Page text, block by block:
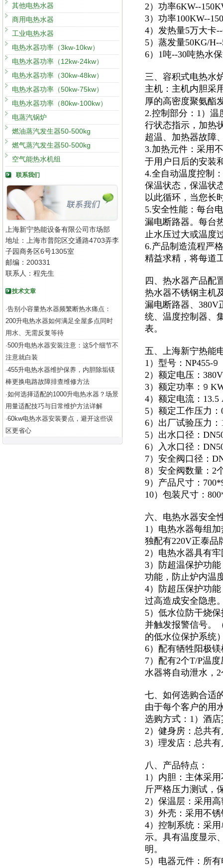
其他电热水器
商用电热水器
工业电热水器
电热水器功率（3kw-10kw）
电热水器功率（12kw-24kw）
电热水器功率（30kw-48kw）
电热水器功率（50kw-75kw）
电热水器功率（80kw-100kw）
电蒸汽锅炉
燃油蒸汽发生器50-500kg
燃气蒸汽发生器50-500kg
空气能热水机组
联系我们
上海新宁热能设备有限公司市场部
地址：上海市普陀区交通路4703弄李
子园商务区6号1305室
邮编：200331
联系人：程先生
技术文章
·告别小容量热水器频繁断热水痛点：
200升电热水器如何满足全屋多点同时
用水、无需反复等待
·500升电热水器安装注意：这5个细节不
注意就白装
·455升电热水器维护保养，内胆除垢镁
棒更换电路故障排查维修方法
·如何选择适配的1000升电热水器？场景
用量适配技巧与日常维护方法详解
·60kw电热水器安装要点，避开这些误
区更省心
2）功率6KW--
3）功率100KW--
4）发热量5万大卡
5）蒸发量50KG/
6）1吨--30吨热水
三、容积式电热水
主机：主机内胆采
厚的高密度聚氨酯
2.控制部分：1）温
行状态指示，加热
超温、加热器故障
3.加热元件：采用
于用户日后的安装
4.全自动温度控制
保温状态，保温状
以此循环，当您长
5.安全性能：每台
漏电断路器。每台
止水压过大或温度
6.产品制造流程严
精益求精，将每道
四、热水器产品配
热水器不锈钢主机
漏电断路器、380V
统、温度控制器、
表。
五、上海新宁热能
1）型号：NP455-9
2）额定电压：380V
3）额定功率： 9
4）额定电流：13.5
5）额定工作压力：
6）出厂试验压力：
5）出水口径：
6）入水口径：
7）安全阀口径：
8）安全阀数量：2
9）产品尺寸：
10）包装尺寸：
六、电热水器安全
1）电热水器每组
独配有220V正泰品
2）电热水器具有
3）防超温保护功
功能，防止炉内温
4）防超压保护功
过高造成安全隐患
5）低水位防干烧
并触发报警信号。
的低水位保护系统
6）配有牺牲阳极
7）配有2个T/P温
水器将自动泄水，
七、如何选购合适
由于每个客户的用
选购方式：1）酒
2）健身房：总共
3）理发店：总共
八、产品特点：
1）内胆：主体采
斤严格压力测试，
2）保温层：采用
3）外壳：采用不
4）控制系统：采
示。具有温度显示
明。
5）电器元件：所